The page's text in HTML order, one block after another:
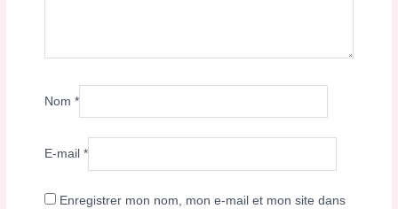
Nom*
E-mail*
Enregistrer mon nom, mon e-mail et mon site dans